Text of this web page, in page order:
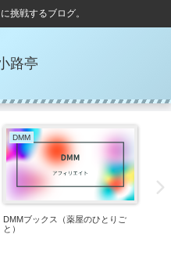
挑戦するブログ。
路亭
DMM
DMMブックス（薬屋のひとりご
と）